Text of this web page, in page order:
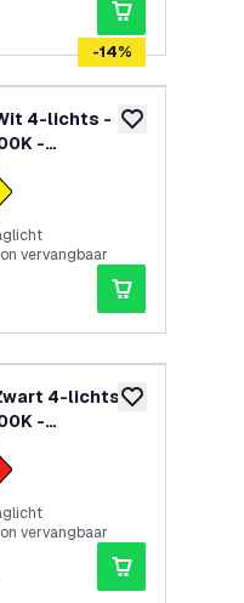
toevoegen
-14%
4-lichts -
-
vervangbaar
toevoegen aan
4-lichts -
-
openen
vervangbaar